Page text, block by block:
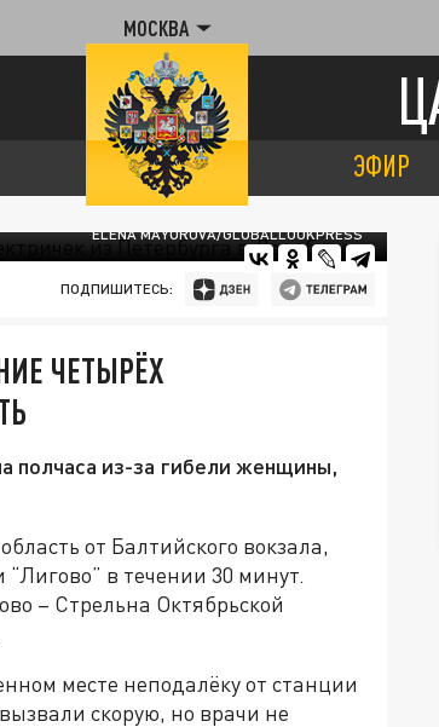
МОСКВА
ЭФИР
ELENA MAYOROVA/GLOBALLOOKPRESS
ПОДПИШИТЕСЬ:
ЧЕТЫРЁХ
полчаса из-за гибели женщины,
от Балтийского вокзала,
в течении 30 минут.
– Стрельна Октябрьской
месте неподалёку от станции
скорую, но врачи не